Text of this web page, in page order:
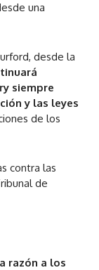
una
desde la
siempre
y las leyes
de los
contra las
de
razón a los